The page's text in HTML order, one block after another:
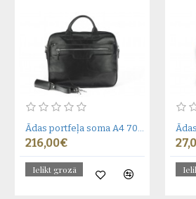
216,00€
Ielikt grozā